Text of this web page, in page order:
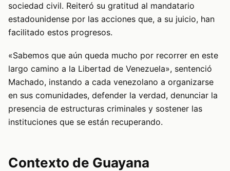
sociedad civil. Reiteró su gratitud al mandatario
estadounidense por las acciones que, a su juicio, han
facilitado estos progresos.
«Sabemos que aún queda mucho por recorrer en este
largo camino a la Libertad de Venezuela», sentenció
Machado, instando a cada venezolano a organizarse
en sus comunidades, defender la verdad, denunciar la
presencia de estructuras criminales y sostener las
instituciones que se están recuperando.
Contexto de Guayana